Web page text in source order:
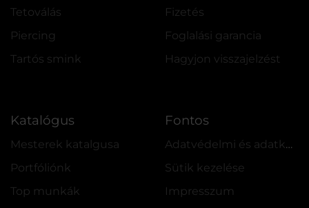
Tetoválás
Piercing
Tartós smink
Fizetés
Foglalási garancia
Hagyjon visszajelzést
Katalógus
Mesterek katalgusa
Portfóliónk
Top munkák
Fontos
Adatvédelmi és adatkezelési szabályzat
Sütik kezelése
Impresszum